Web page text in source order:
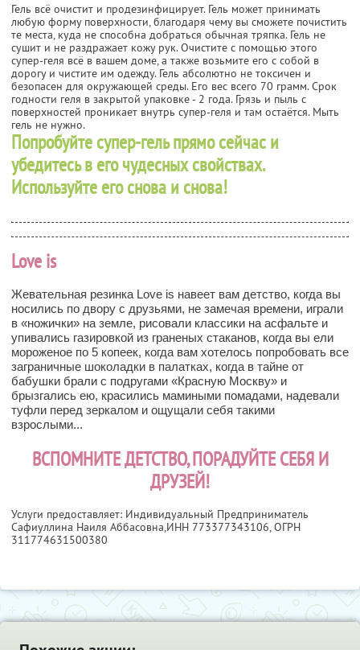
Гель всё очистит и продезинфицирует. Гель может принимать
любую форму поверхности, благодаря чему вы сможете почистить
те места, куда не способна добраться обычная тряпка. Гель не
сушит и не раздражает кожу рук. Очистите с помощью этого
супер-геля всё в вашем доме, а также возьмите его с собой в
дорогу и чистите им одежду. Гель абсолютно не токсичен и
безопасен для окружающей среды. Его вес всего 70 грамм. Срок
годности геля в закрытой упаковке - 2 года. Грязь и пыль с
поверхностей проникает внутрь супер-геля и там остаётся. Мыть
гель не нужно.
Попробуйте супер-гель прямо сейчас и
убедитесь в его чудесных свойствах.
Используйте его снова и снова!
Love is
Жевательная резинка Love is навеет вам детство, когда вы
носились по двору с друзьями, не замечая времени, играли
в «ножички» на земле, рисовали классики на асфальте и
упивались газировкой из граненых стаканов, когда вы ели
мороженое по 5 копеек, когда вам хотелось попробовать все
заграничные шоколадки в палатках, когда в тайне от
бабушки брали с подругами «Красную Москву» и
брызгались ею, красились мамиными помадами, надевали
туфли перед зеркалом и ощущали себя такими
взрослыми...
ВСПОМНИТЕ ДЕТСТВО, ПОРАДУЙТЕ СЕБЯ И
ДРУЗЕЙ!
Услуги предоставляет: Индивидуальный Предприниматель
Сафиуллина Наиля Аббасовна,ИНН 773377343106, ОГРН
311774631500380